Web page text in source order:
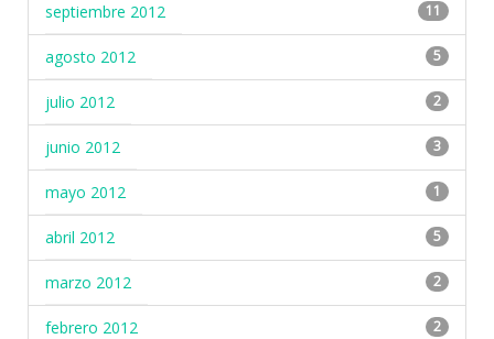
septiembre 2012 11
agosto 2012 5
julio 2012 2
junio 2012 3
mayo 2012 1
abril 2012 5
marzo 2012 2
febrero 2012 2